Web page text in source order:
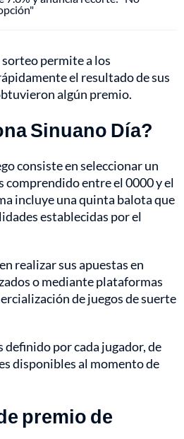
permite a los
el resultado de sus
algún premio.
Sinuano Día?
consiste en seleccionar un
comprendido entre el 0000 y el
incluye una quinta balota que
establecidas por el
realizar sus apuestas en
o mediante plataformas
de juegos de suerte
definido por cada jugador, de
disponibles al momento de
premio de